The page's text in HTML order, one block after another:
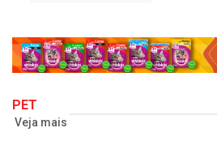
PET
Veja mais